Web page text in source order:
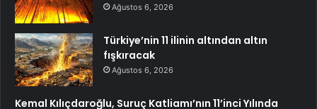
Ağustos 6, 2026
Türkiye’nin 11 ilinin altından altın
fışkıracak
Ağustos 6, 2026
Kemal Kılıçdaroğlu, Suruç Katliamı’nın 11’inci Yılında